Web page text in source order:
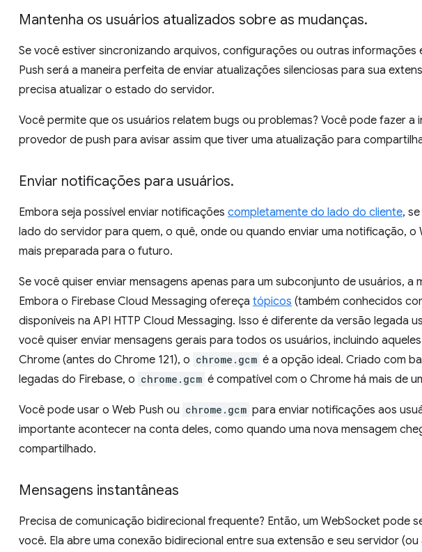
Mantenha os usuários atualizados sobre as mudanças.
Se você estiver sincronizando arquivos, configurações ou outras informações
Push será a maneira perfeita de enviar atualizações silenciosas para sua
precisa atualizar o estado do servidor.
Você permite que os usuários relatem bugs ou problemas? Você pode fazer a
provedor de push para avisar assim que tiver uma atualização para
Enviar notificações para usuários.
Embora seja possível enviar notificações completamente do lado do cliente,
lado do servidor para quem, o quê, onde ou quando enviar uma notificação, o
mais preparada para o futuro.
Se você quiser enviar mensagens apenas para um subconjunto de usuários, a
Embora o Firebase Cloud Messaging ofereça tópicos (também conhecidos
disponíveis na API HTTP Cloud Messaging. Isso é diferente da versão legada
você quiser enviar mensagens gerais para todos os usuários, incluindo
Chrome (antes do Chrome 121), o chrome.gcm é a opção ideal. Criado com
legadas do Firebase, o chrome.gcm é compatível com o Chrome há mais de
Você pode usar o Web Push ou chrome.gcm para enviar notificações aos
importante acontecer na conta deles, como quando uma nova mensagem
compartilhado.
Mensagens instantâneas
Precisa de comunicação bidirecional frequente? Então, um WebSocket pode
você. Ela abre uma conexão bidirecional entre sua extensão e seu servidor